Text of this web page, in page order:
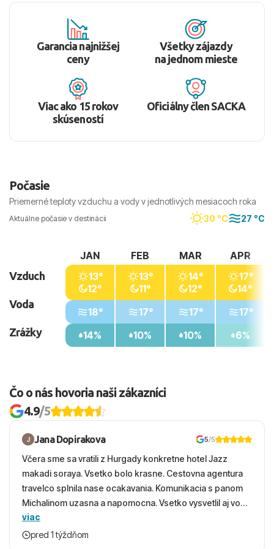
Garancia najnižšej
ceny
Všetky zájazdy
na jednom mieste
Viac ako 15 rokov
skúseností
Oficiálny člen SACKA
Počasie
Priemerné teploty vzduchu a vody v jednotlivých mesiacoch roka
Aktuálne počasie v destinácii 30 °C 27 °C
Vzduch
Voda
Zrážky
JAN
13°
12°
18°
14%
FEB
13°
11°
17°
10%
MAR
14°
12°
17°
10%
APR
17°
14°
17°
6%
Čo o nás hovoria naši zákazníci
4.9/5
Jana Dopirakova 5/5
Včera sme sa vratili z Hurgady konkretne hotel Jazz
makadi soraya. Vsetko bolo krasne. Cestovna agentura
travelco splnila nase ocakavania. Komunikacia s panom
Michalinom uzasna a napomocna. Vsetko vysvetlil aj vo
vecernych hodinach zaco sa ospravedlnujem. Hotel
krasny, cisty. Sluzby top. Strava, prostredie, more,
viac
pred 1 týždňom